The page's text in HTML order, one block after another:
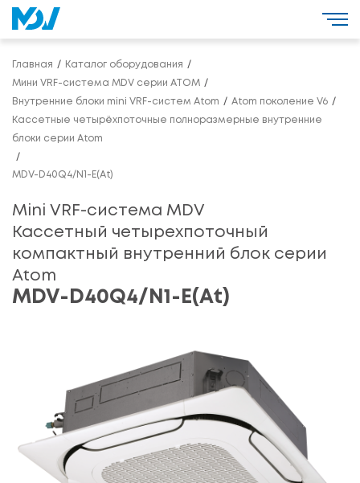
Главная Каталог оборудования
Мини VRF-система MDV серии ATOM
Внутренние блоки mini VRF-систем Atom Atom поколение V6
Кассетные четырёхпоточные полноразмерные внутренние
блоки серии Atom
MDV-D40Q4/N1-E(At)
Mini VRF-система MDV
Кассетный четырехпоточный
компактный внутренний блок серии
Atom
MDV-D40Q4/N1-E(At)